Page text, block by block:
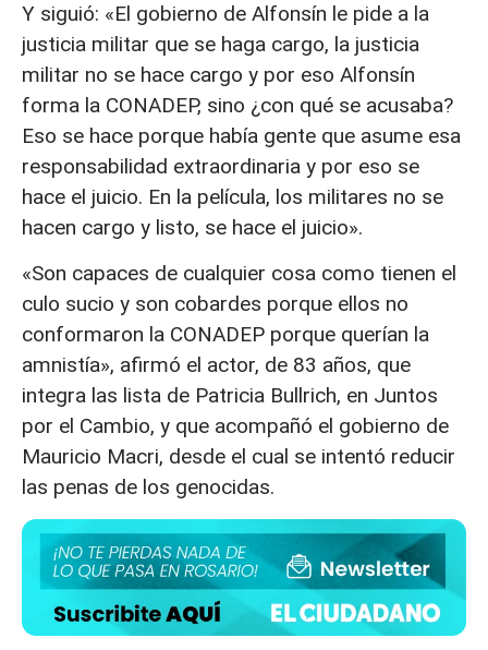
Y siguió: «El gobierno de Alfonsín le pide a la
justicia militar que se haga cargo, la justicia
militar no se hace cargo y por eso Alfonsín
forma la CONADEP, sino ¿con qué se acusaba?
Eso se hace porque había gente que asume esa
responsabilidad extraordinaria y por eso se
hace el juicio. En la película, los militares no se
hacen cargo y listo, se hace el juicio».
«Son capaces de cualquier cosa como tienen el
culo sucio y son cobardes porque ellos no
conformaron la CONADEP porque querían la
amnistía», afirmó el actor, de 83 años, que
integra las lista de Patricia Bullrich, en Juntos
por el Cambio, y que acompañó el gobierno de
Mauricio Macri, desde el cual se intentó reducir
las penas de los genocidas.